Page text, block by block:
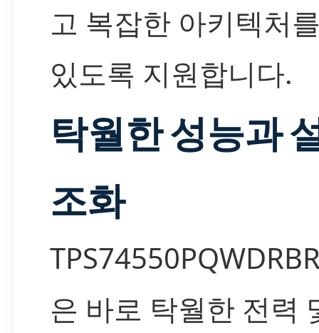
고 복잡한 아키텍처
있도록 지원합니다.
탁월한 성능과
조화
은 바로 탁월한 전력